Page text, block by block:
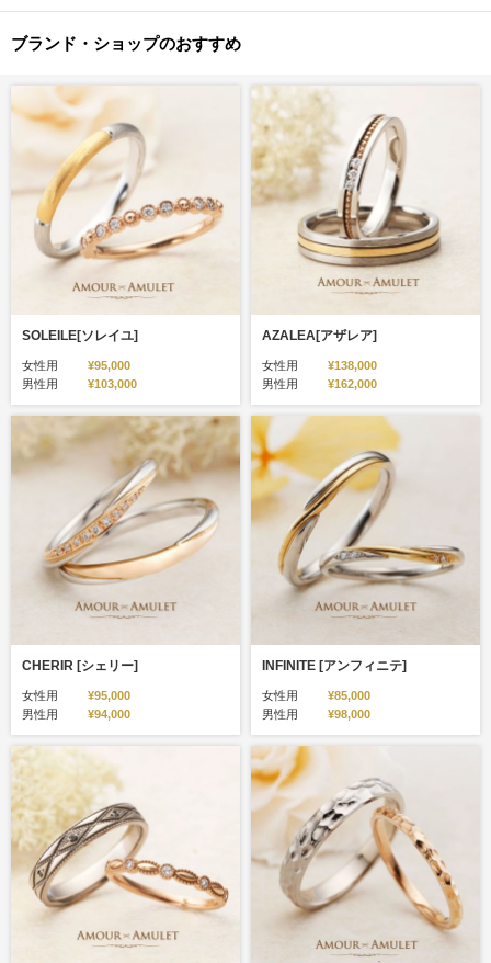
ブランド・ショップのおすすめ
SOLEILE[ソレイユ]
女性用
¥95,000
男性用
¥103,000
AZALEA[アザレア]
女性用
¥138,000
男性用
¥162,000
CHERIR [シェリー]
女性用
¥95,000
男性用
¥94,000
INFINITE [アンフィニテ]
女性用
¥85,000
男性用
¥98,000